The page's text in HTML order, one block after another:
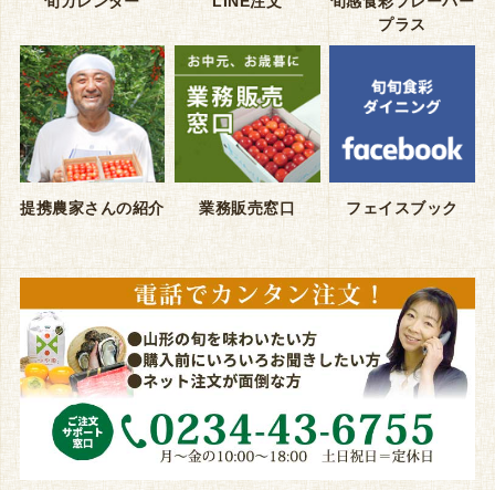
プラス
提携農家さんの紹介 業務販売窓口 フェイスブック